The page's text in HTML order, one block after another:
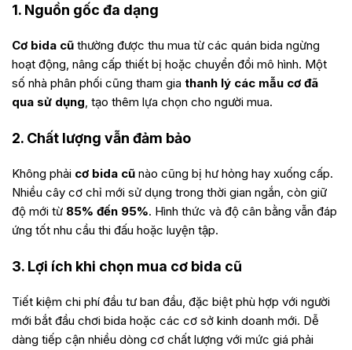
1. Nguồn gốc đa dạng
Cơ bida cũ thường được thu mua từ các quán bida ngừng
hoạt động, nâng cấp thiết bị hoặc chuyển đổi mô hình. Một
số nhà phân phối cũng tham gia thanh lý các mẫu cơ đã
qua sử dụng, tạo thêm lựa chọn cho người mua.
2. Chất lượng vẫn đảm bảo
Không phải cơ bida cũ nào cũng bị hư hỏng hay xuống cấp.
Nhiều cây cơ chỉ mới sử dụng trong thời gian ngắn, còn giữ
độ mới từ 85% đến 95%. Hình thức và độ cân bằng vẫn đáp
ứng tốt nhu cầu thi đấu hoặc luyện tập.
3. Lợi ích khi chọn mua cơ bida cũ
Tiết kiệm chi phí đầu tư ban đầu, đặc biệt phù hợp với người
mới bắt đầu chơi bida hoặc các cơ sở kinh doanh mới. Dễ
dàng tiếp cận nhiều dòng cơ chất lượng với mức giá phải